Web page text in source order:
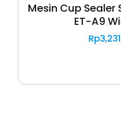
Mesin Cup
ET-A9
Rp